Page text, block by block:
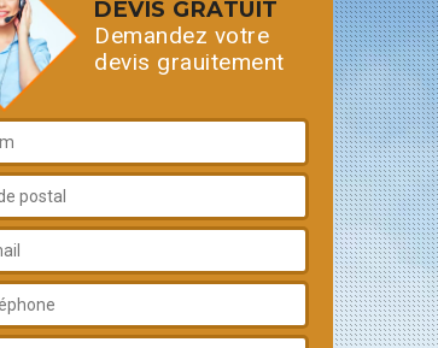
DEVIS GRATUIT
Demandez votre
devis grauitement